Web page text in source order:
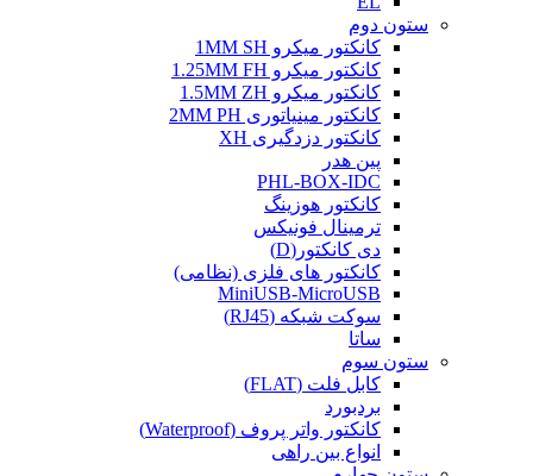
ستون دوم
کانکتور میکرو 1MM SH
کانکتور میکرو 1.25MM FH
کانکتور میکرو 1.5MM ZH
کانکتور مینیاتوری 2MM PH
کانکتور دزدگیری XH
پین هدر
PHL-BOX-IDC
کانکتور هوزینگ
ترمینال فونیکس
دی کانکتور(D)
کانکتور های فلزی (نظامی)
MiniUSB-MicroUSB
سوکت شبکه (RJ45)
ساتا
ستون سوم
کابل فلت (FLAT)
بردبورد
کانکتور واتر پروف (Waterproof)
انواع بین راهی